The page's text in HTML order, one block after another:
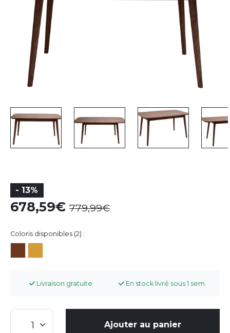
- 13%
678,59 779,99
Coloris disponibles (2) :
Livraison gratuite En stock livré sous 1 sem
Ajouter au panier